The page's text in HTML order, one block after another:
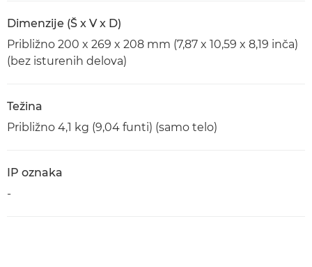
Dimenzije (Š x V x D)
Približno 200 x 269 x 208 mm (7,87 x 10,59 x 8,19 inča)
(bez isturenih delova)
Težina
Približno 4,1 kg (9,04 funti) (samo telo)
IP oznaka
-